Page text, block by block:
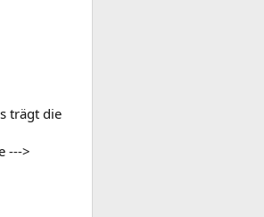
trägt die
--->